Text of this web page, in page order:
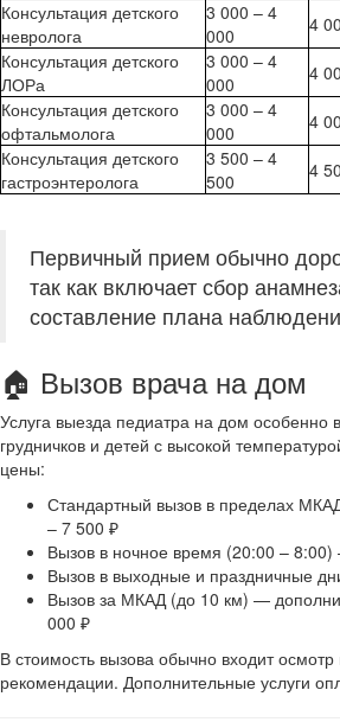
Консультация детского
невролога
3 000 – 4
000
4
Консультация детского
ЛОРа
3 000 – 4
000
4
Консультация детского
офтальмолога
3 000 – 4
000
4
Консультация детского
гастроэнтеролога
3 500 – 4
500
4
Первичный прием обычно
так как включает сбор
составление плана
🏠 Вызов врача на дом
Услуга выезда педиатра на дом особенно
грудничков и детей с высокой
цены:
Стандартный вызов в пределах
– 7 500 ₽
Вызов в ночное время (20:00 –
Вызов в выходные и праздничные
Вызов за МКАД (до 10 км) —
000 ₽
В стоимость вызова обычно входит
рекомендации. Дополнительные услуги